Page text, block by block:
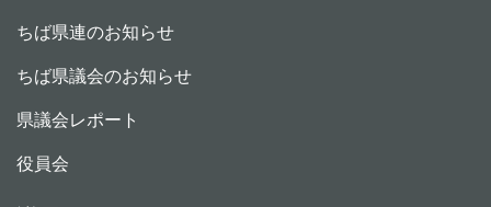
ちば県連のお知らせ
ちば県議会のお知らせ
県議会レポート
役員会